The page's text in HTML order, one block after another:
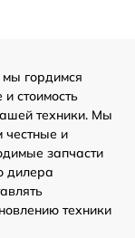
гордимся
стоимость
техники. Мы
честные и
запчасти
дилера
техники